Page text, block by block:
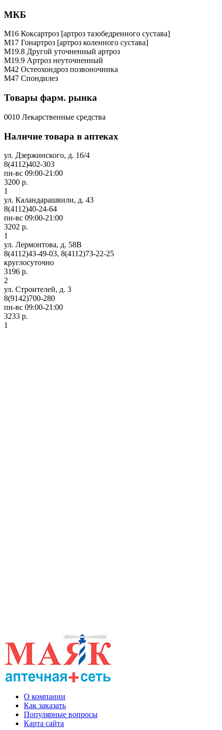
МКБ
M16 Коксартроз [артроз тазобедренного сустава]
M17 Гонартроз [артроз коленного сустава]
M19.8 Другой уточненный артроз
M19.9 Артроз неуточненный
M42 Остеохондроз позвоночника
M47 Спондилез
Товары фарм. рынка
0010 Лекарственные средства
Наличие товара в аптеках
ул. Дзержинского, д. 16/4
8(4112)402-303
пн-вс 09:00-21:00
3200 р.
1
ул. Каландарашвили, д. 43
8(4112)40-24-64
пн-вс 09:00-21:00
3202 р.
1
ул. Лермонтова, д. 58В
8(4112)43-49-03, 8(4112)73-22-25
круглосуточно
3196 р.
2
ул. Строителей, д. 3
8(9142)700-280
пн-вс 09:00-21:00
3233 р.
1
О компании
Как заказать
Популярные вопросы
Карта сайта